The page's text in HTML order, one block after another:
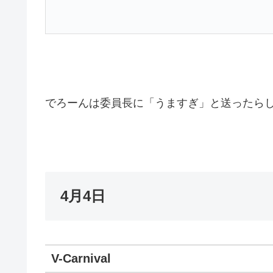
でろーんは委員長に「うますぎ」と送ったら
4月4日
V-Carnival